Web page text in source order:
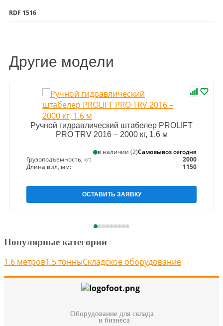
RDF 1516
Другие модели
Ручной гидравлический штабелер PROLIFT
PRO TRV 2016 – 2000 кг, 1.6 м
в наличии (2)Самовывоз сегодня
Грузоподъемность, кг:
2000
Длина вил, мм:
1150
ОСТАВИТЬ ЗАЯВКУ
Популярные категории
1.6 метров1.5 тонныСкладское оборудование
Оборудование для склада
и бизнеса